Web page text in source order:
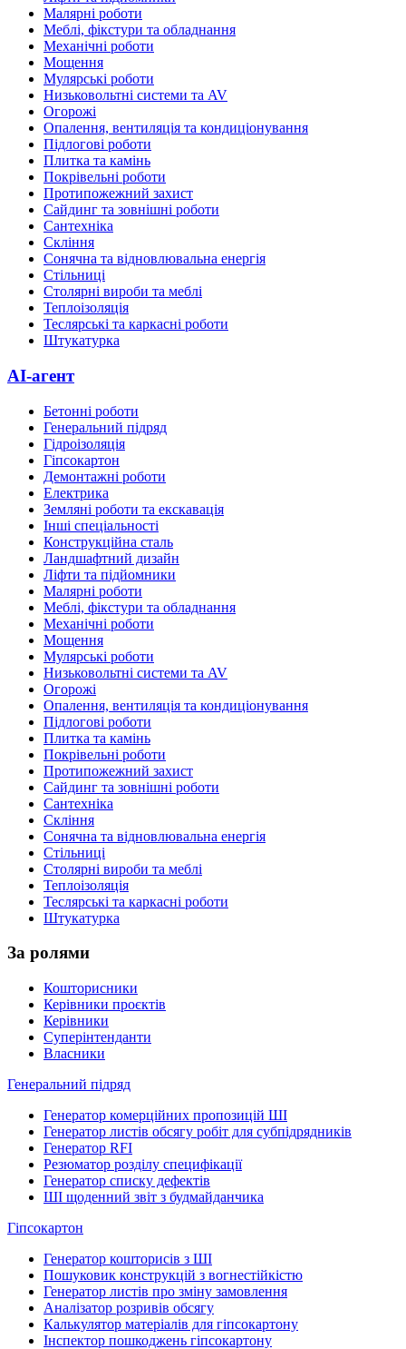
Малярні роботи
Меблі, фікстури та обладнання
Механічні роботи
Мощення
Мулярські роботи
Низьковольтні системи та AV
Огорожі
Опалення, вентиляція та кондиціонування
Підлогові роботи
Плитка та камінь
Покрівельні роботи
Протипожежний захист
Сайдинг та зовнішні роботи
Сантехніка
Скління
Сонячна та відновлювальна енергія
Стільниці
Столярні вироби та меблі
Теплоізоляція
Теслярські та каркасні роботи
Штукатурка
AI-агент
Бетонні роботи
Генеральний підряд
Гідроізоляція
Гіпсокартон
Демонтажні роботи
Електрика
Земляні роботи та екскавація
Інші спеціальності
Конструкційна сталь
Ландшафтний дизайн
Ліфти та підйомники
Малярні роботи
Меблі, фікстури та обладнання
Механічні роботи
Мощення
Мулярські роботи
Низьковольтні системи та AV
Огорожі
Опалення, вентиляція та кондиціонування
Підлогові роботи
Плитка та камінь
Покрівельні роботи
Протипожежний захист
Сайдинг та зовнішні роботи
Сантехніка
Скління
Сонячна та відновлювальна енергія
Стільниці
Столярні вироби та меблі
Теплоізоляція
Теслярські та каркасні роботи
Штукатурка
За ролями
Кошторисники
Керівники проєктів
Керівники
Суперінтенданти
Власники
Генеральний підряд
Генератор комерційних пропозицій ШІ
Генератор листів обсягу робіт для субпідрядників
Генератор RFI
Резюматор розділу специфікації
Генератор списку дефектів
ШІ щоденний звіт з будмайданчика
Гіпсокартон
Генератор кошторисів з ШІ
Пошуковик конструкцій з вогнестійкістю
Генератор листів про зміну замовлення
Аналізатор розривів обсягу
Калькулятор матеріалів для гіпсокартону
Інспектор пошкоджень гіпсокартону